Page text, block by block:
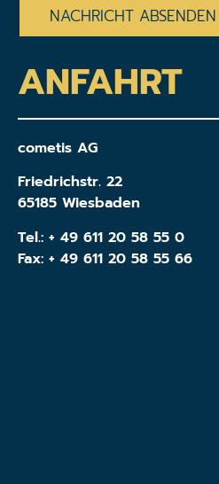
ANFAHRT
cometis AG
Friedrichstr. 22
65185 Wiesbaden
Tel.: + 49 611 20 58 55 0
Fax: + 49 611 20 58 55 66